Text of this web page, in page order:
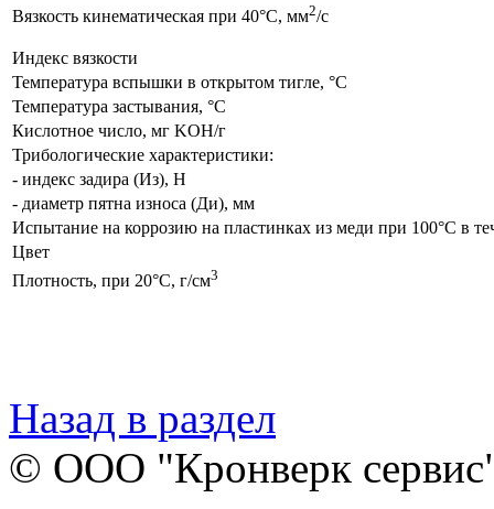
Вязкость кинематическая при 40°С, мм2/с
Индекс вязкости
Температура вспышки в открытом тигле, °С
Температура застывания, °С
Кислотное число, мг KOH/г
Трибологические характеристики:
- индекс задира (Из), Н
- диаметр пятна износа (Ди), мм
Испытание на коррозию на пластинках из меди при 100°С в
Цвет
Плотность, при 20°С, г/см3
Назад в раздел
© ООО "Кронверк